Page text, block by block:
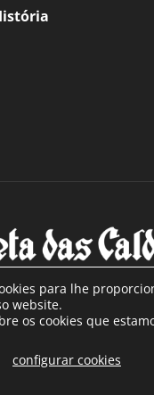
SOBRE NÓS
da Rainha e mais
para lhe
website.
os cookies que
configurar cookies